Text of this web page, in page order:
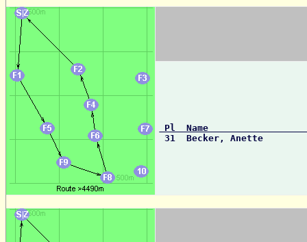
Pl  Name
31  Becker, Anette